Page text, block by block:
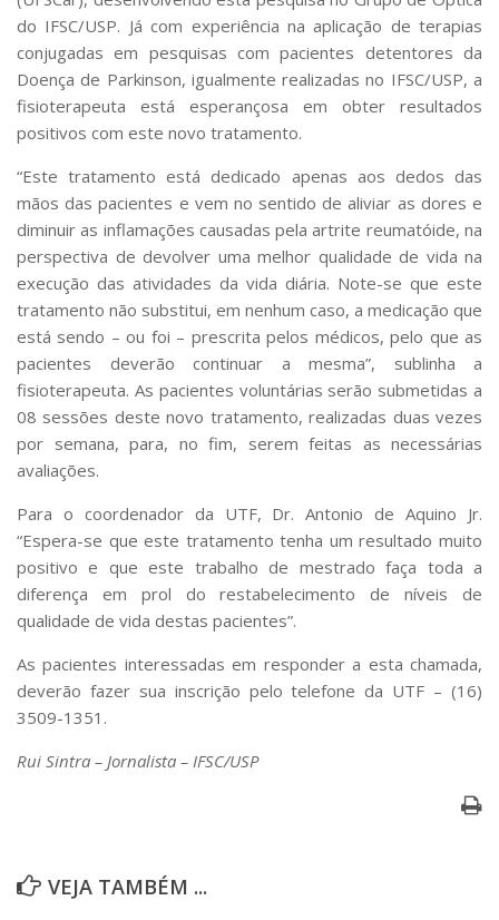
do IFSC/USP. Já com experiência na aplicação de terapias
conjugadas em pesquisas com pacientes detentores da
Doença de Parkinson, igualmente realizadas no IFSC/USP, a
fisioterapeuta está esperançosa em obter resultados
positivos com este novo tratamento.
“Este tratamento está dedicado apenas aos dedos das
mãos das pacientes e vem no sentido de aliviar as dores e
diminuir as inflamações causadas pela artrite reumatóide, na
perspectiva de devolver uma melhor qualidade de vida na
execução das atividades da vida diária. Note-se que este
tratamento não substitui, em nenhum caso, a medicação que
está sendo – ou foi – prescrita pelos médicos, pelo que as
pacientes deverão continuar a mesma”, sublinha a
fisioterapeuta. As pacientes voluntárias serão submetidas a
08 sessões deste novo tratamento, realizadas duas vezes
por semana, para, no fim, serem feitas as necessárias
avaliações.
Para o coordenador da UTF, Dr. Antonio de Aquino Jr.
“Espera-se que este tratamento tenha um resultado muito
positivo e que este trabalho de mestrado faça toda a
diferença em prol do restabelecimento de níveis de
qualidade de vida destas pacientes”.
As pacientes interessadas em responder a esta chamada,
deverão fazer sua inscrição pelo telefone da UTF – (16)
3509-1351.
Rui Sintra – Jornalista – IFSC/USP
VEJA TAMBÉM ...